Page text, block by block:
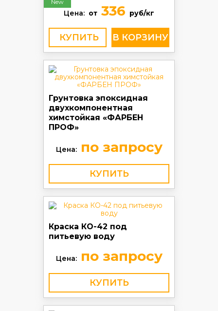
New
Цена: от 336 руб/кг
КУПИТЬ
Грунтовка эпоксидная
двухкомпонентная
химстойкая «ФАРБЕН
ПРОФ»
Цена:по запросу
КУПИТЬ
Краска КО-42 под
питьевую воду
Цена:по запросу
КУПИТЬ